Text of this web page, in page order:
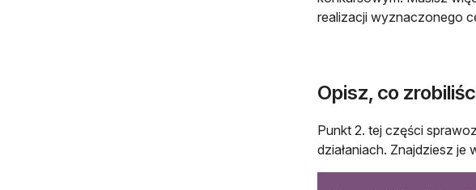
realizacji wyznaczonego
Opisz, co
Punkt 2. tej części
działaniach. Znajdziesz